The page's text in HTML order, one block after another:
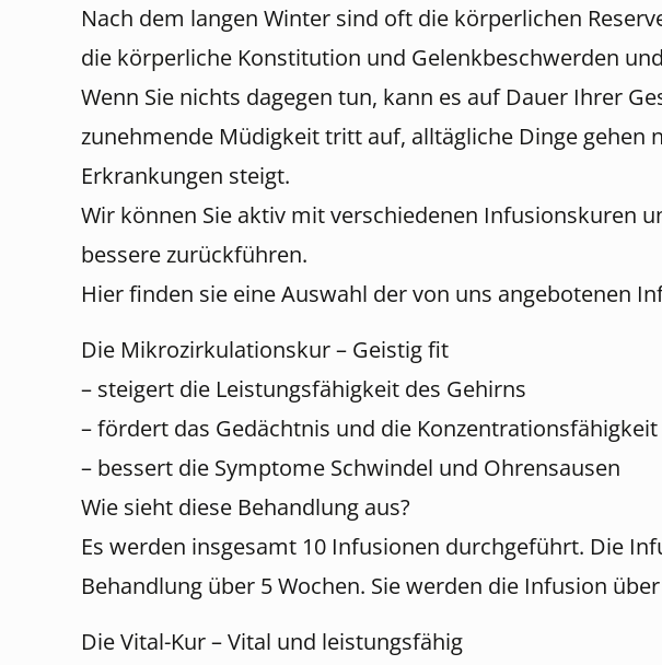
Nach dem langen Winter sind oft die körperlichen
die körperliche Konstitution und Gelenkbeschwerden
Wenn Sie nichts dagegen tun, kann es auf Dauer Ihrer
zunehmende Müdigkeit tritt auf, alltägliche Dinge
Erkrankungen steigt.
Wir können Sie aktiv mit verschiedenen Infusionskuren
bessere zurückführen.
Hier finden sie eine Auswahl der von uns angebotenen
Die Mikrozirkulationskur – Geistig fit
– steigert die Leistungsfähigkeit des Gehirns
– fördert das Gedächtnis und die Konzentrationsfähigkeit
– bessert die Symptome Schwindel und Ohrensausen
Wie sieht diese Behandlung aus?
Es werden insgesamt 10 Infusionen durchgeführt. Die
Behandlung über 5 Wochen. Sie werden die Infusion
Die Vital-Kur – Vital und leistungsfähig